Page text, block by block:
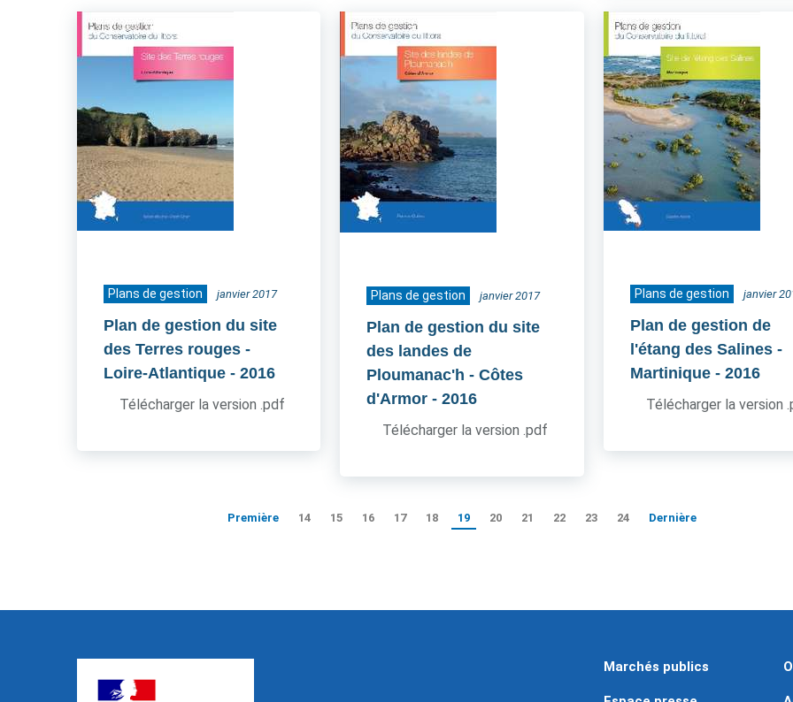
Plans de gestion janvier 2017
Plan de gestion du site
des Terres rouges -
Loire-Atlantique - 2016
Télécharger la version .pdf
Plans de gestion janvier 2017
Plan de gestion du site
des landes de
Ploumanac'h - Côtes
d'Armor - 2016
Télécharger la version .pdf
Plans de gestion janvier
Plan de gestion de
l'étang des Salines -
Martinique - 2016
Télécharger la version
Première 14 15 16 17 18 19 20 21 22 23 24 Dernière
Marchés publics